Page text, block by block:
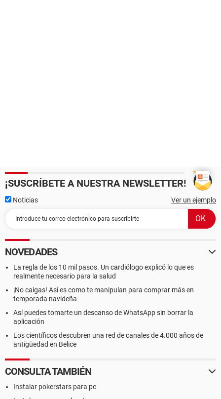
¡SUSCRÍBETE A NUESTRA NEWSLETTER!
Noticias Ver un ejemplo
NOVEDADES
La regla de los 10 mil pasos. Un cardiólogo explicó lo que es
realmente necesario para la salud
¡No caigas! Así es como te manipulan para comprar más en
temporada navideña
Así puedes tomarte un descanso de WhatsApp sin borrar la
aplicación
Los científicos descubren una red de canales de 4.000 años de
antigüedad en Belice
CONSULTA TAMBIÉN
Instalar pokerstars para pc